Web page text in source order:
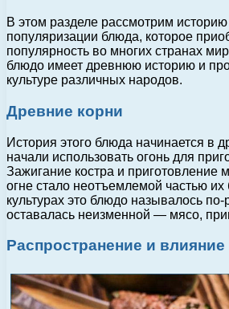
В этом разделе рассмотрим
популяризации блюда, которое
популярность во многих странах
блюдо имеет древнюю историю и
культуре различных народов.
Древние корни
История этого блюда начинается в
начали использовать огонь для
Зажигание костра и приготовление
огне стало неотъемлемой частью
культурах это блюдо называлось по-
оставалась неизменной — мясо,
Распространение и влияние